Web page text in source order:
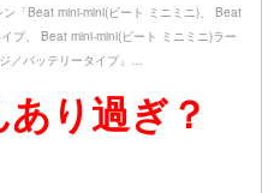
「Beat mini-mini(ビート ミニミニ)、 Beat
プ、 Beat mini-mini(ビート ミニミニ)ラー
／バッテリータイプ」…
り過ぎ？